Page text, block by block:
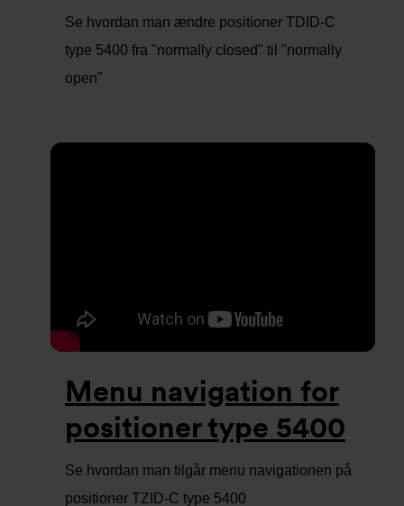
Se hvordan man ændre positioner TDID-C
type 5400 fra "normally closed" til "normally
open"
Menu navigation for
positioner type 5400
Se hvordan man tilgår menu navigationen på
positioner TZID-C type 5400